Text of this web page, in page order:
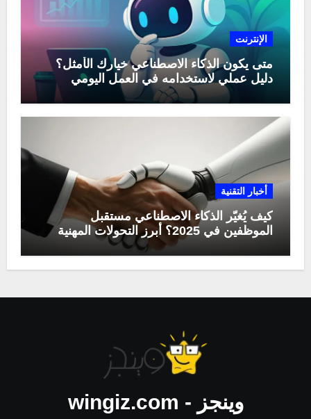
الإنترنت
متى يكون الذكاء الاصطناعي خيارك الأمثل؟
دليل عملي لاستخدامه في العمل اليومي
أخبار التقنية
كيف يُغيّر الذكاء الاصطناعي مستقبل
الموظفين في 2025؟ أبرز التحولات المهنية
وينجز - wingiz.com